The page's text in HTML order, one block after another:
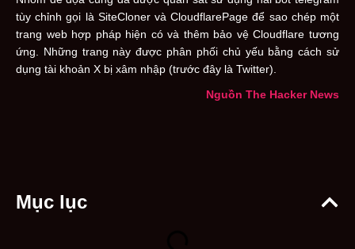
tùy chỉnh gọi là SiteCloner và CloudflarePage để sao chép một
trang web hợp pháp hiện có và thêm bảo vệ Cloudflare tương
ứng. Những trang này được phân phối chủ yếu bằng cách sử
dụng tài khoản X bị xâm nhập (trước đây là Twitter).
Nguồn The Hacker News
Mục lục